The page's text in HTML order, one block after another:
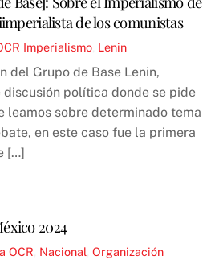
de los comunistas
Imperialismo Lenin
del Grupo de Base Lenin,
política donde se pide
leamos sobre determinado tema
en este caso fue la primera
[…]
2024
OCR Nacional ,Organización